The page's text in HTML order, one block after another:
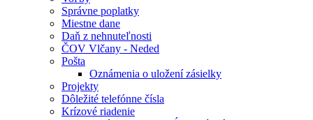
Správne poplatky
Miestne dane
Daň z nehnuteľnosti
ČOV Vlčany - Neded
Pošta
Oznámenia o uložení zásielky
Projekty
Dôležité telefónne čísla
Krízové riadenie